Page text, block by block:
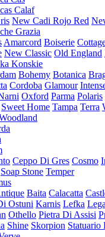
Calaf
New Cadi Rojo Red
Grazia
Amarcord Boiserie
New Classic Old England
Konskie
Bohemy Botanica
Cordoba Glamour
Oxford Parma Polaris
Sweet Home Tampa Terra
Ceppo Di Gres Cosmo
Soap Stone Temper
Baita Calacatta
Ostuni Karnis Lefka
Othello Pietra Di Assisi
Shine Skorpion Statuario